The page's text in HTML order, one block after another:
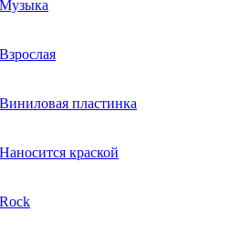
Музыка
Взрослая
Виниловая пластинка
Наносится краской
Rock